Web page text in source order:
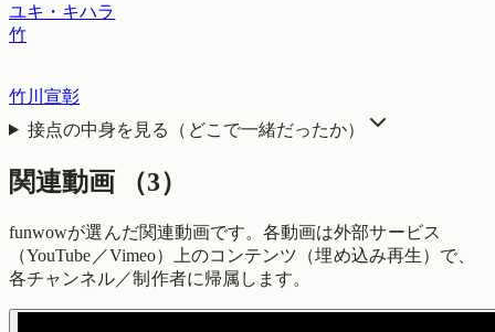
ユキ・キハラ
竹
竹川宣彰
接点の中身を見る（どこで一緒だったか）
関連動画 （3）
funwowが選んだ関連動画です。各動画は外部サービス
（YouTube／Vimeo）上のコンテンツ（埋め込み再生）で、
各チャンネル／制作者に帰属します。